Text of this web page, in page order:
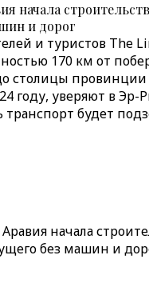
начала
и дорог
и туристов The
170 км от
столицы провинции
году, уверяют в Эр-
транспорт будет
начала
без машин и